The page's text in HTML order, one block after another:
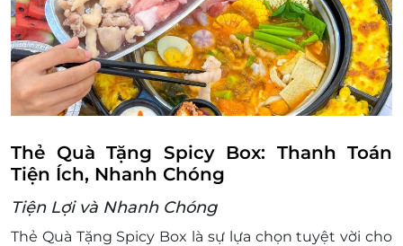
Quảng Ngãi
L4-05 Vincom Plaza, 26 Lê Thánh Tôn, Phường Nghĩa
Chánh, Quảng Ngãi
Cà Mau
L1-12 Sense City Cà Mau, 9 Trần Hưng Đạo, Phường 5,
Nghệ An
Trung, Vinh, Nghệ An
Thẻ Quà Tặng Spicy Box: Thanh Toán
Tiện Ích, Nhanh Chóng
Tiện Lợi và Nhanh Chóng
Thẻ Quà Tặng Spicy Box là sự lựa chọn tuyệt vời cho